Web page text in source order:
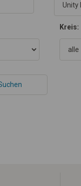
Kreis: